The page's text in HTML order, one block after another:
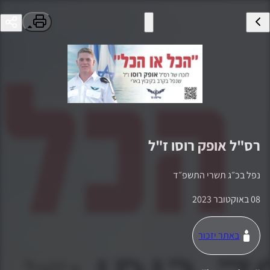
רס"לאופק רוסו ז"ל
נפל בכ״ג תשרי התשפ״ד
08 באוקטובר 2023
באתר יזכור